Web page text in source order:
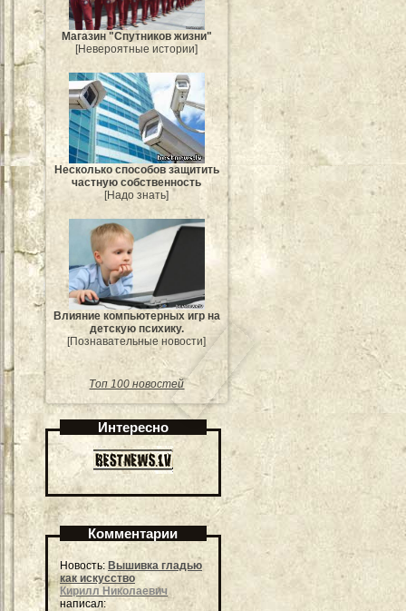
Магазин "Спутников жизни"
[Невероятные истории]
Несколько способов защитить
частную собственность
[Надо знать]
Влияние компьютерных игр на
детскую психику.
[Познавательные новости]
Топ 100 новостей
Интересно
Комментарии
Новость: Вышивка гладью
как искусство
Кирилл Николаевич
написал: